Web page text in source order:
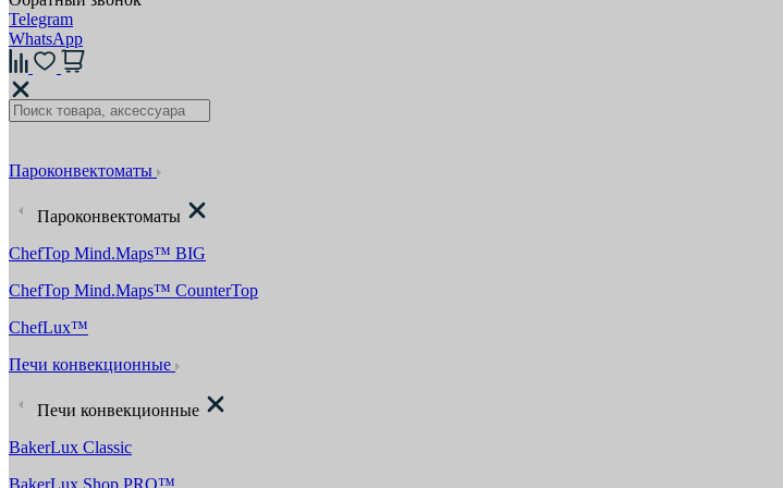
Telegram
WhatsApp
Пароконвектоматы
Пароконвектоматы
ChefTop Mind.Maps™ BIG
ChefTop Mind.Maps™ CounterTop
ChefLux™
Печи конвекционные
Печи конвекционные
BakerLux Classic
BakerLux Shop.PRO™